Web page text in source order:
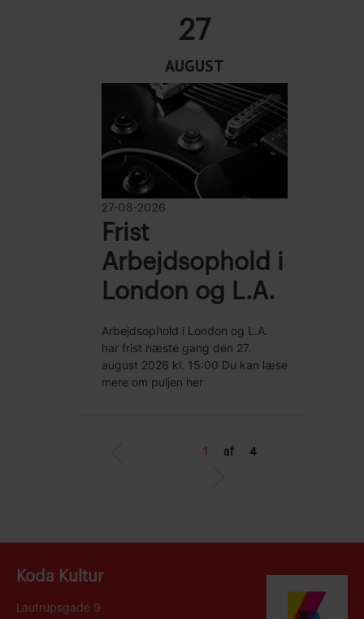
27
AUGUST
27-08-2026
Frist
Arbejdsophold i
London og L.A.
Arbejdsophold i London og L.A.
har frist næste gang den 27.
august 2026 kl. 15:00 Du kan læse
mere om puljen her
1 af 4
Koda Kultur
Lautrupsgade 9